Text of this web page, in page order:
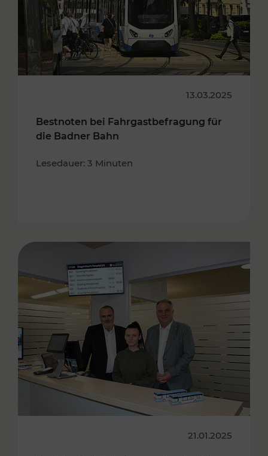
13.03.2025
Bestnoten bei Fahrgastbefragung für
die Badner Bahn
Lesedauer: 3 Minuten
21.01.2025